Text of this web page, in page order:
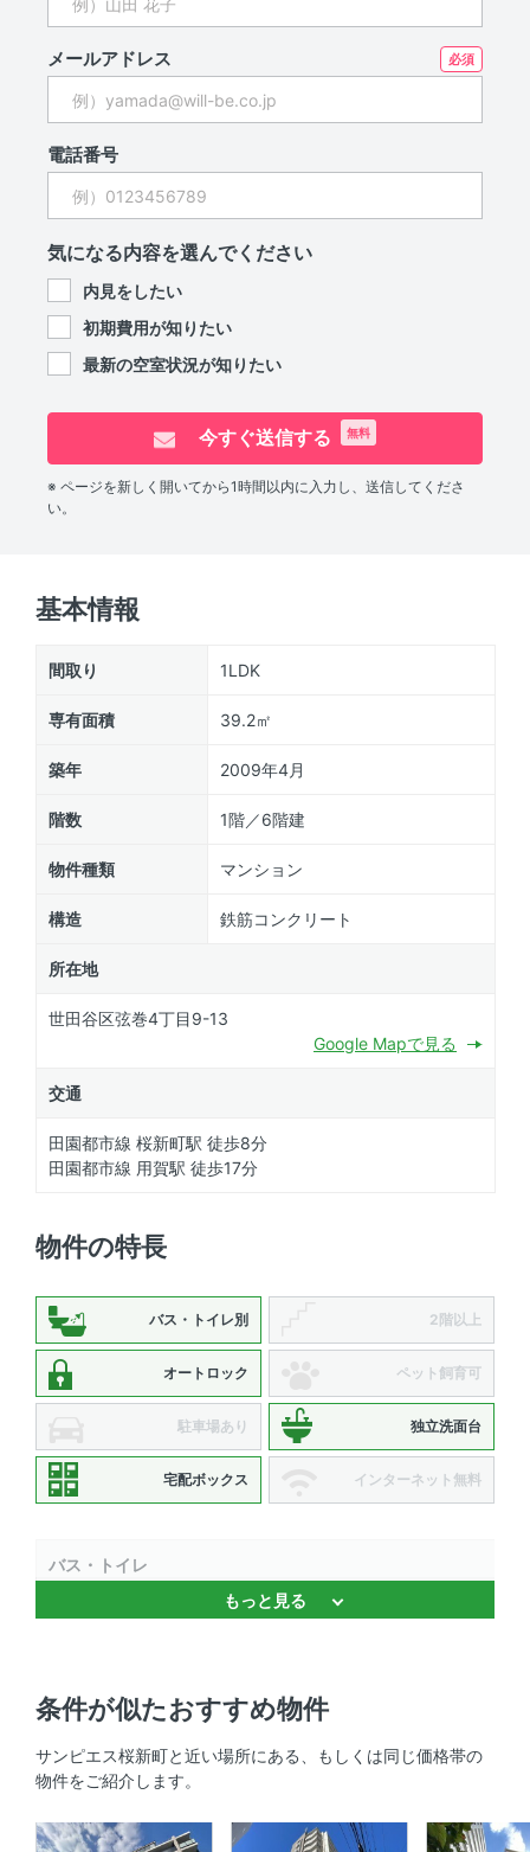
メールアドレス
電話番号
気になる内容を選んでください
内見をしたい
初期費用が知りたい
最新の空室状況が知りたい
今すぐ送信する 無料
※ ページを新しく開いてから1時間以内に入力し、送信してくださ
い。
基本情報
間取り 1LDK
専有面積 39.2㎡
築年 2009年4月
階数 1階／6階建
物件種類 マンション
構造 鉄筋コンクリート
所在地
世田谷区弦巻4丁目9-13
Google Mapで見る
交通
田園都市線 桜新町駅 徒歩8分
田園都市線 用賀駅 徒歩17分
物件の特長
バス・トイレ別 2階以上
オートロック ペット飼育可
駐車場あり 独立洗面台
宅配ボックス インターネット無料
バス・トイレ
バストイレ別 、 浴室乾燥機 、 追焚機能 、 独立洗面台 、
セキュリティ
オートロック 、 ＴＶモニタ付きインターホン 、 防犯カメ
もっと見る
条件が似たおすすめ物件
サンピエス桜新町と近い場所にある、もしくは同じ価格帯の
物件をご紹介します。